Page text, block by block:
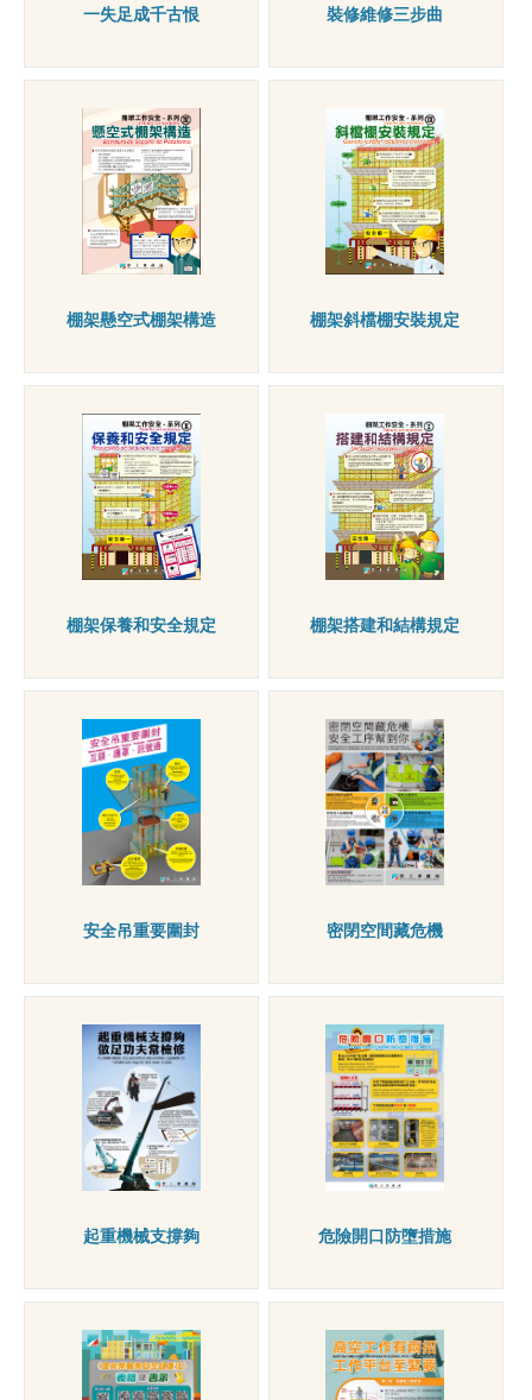
一失足成千古恨 裝修維修三步曲
棚架懸空式棚架構造 棚架斜檔棚安裝規定
棚架保養和安全規定 棚架搭建和結構規定
安全吊重要圍封 密閉空間藏危機
起重機械支撐夠 危險開口防墮措施